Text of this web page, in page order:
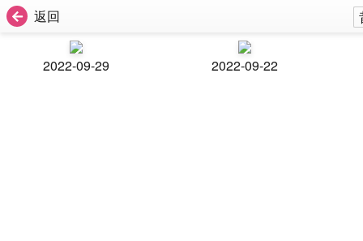
返回
2022-09-29 2022-09-22